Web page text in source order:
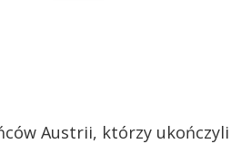
Austrii, którzy ukończyli